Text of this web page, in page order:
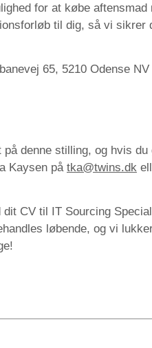
for at købe
til dig, så vi sikrer
65, 5210 Odense NV
denne stilling, og hvis
Kaysen på tka@twins.dk
dit CV til IT Sourcing
løbende, og vi